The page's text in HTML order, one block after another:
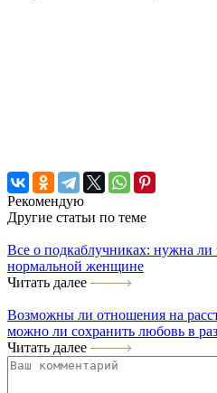
Рекомендую
Другие статьи по теме
Все о подкаблучниках: нужна ли
нормальной женщине
Читать далее
Возможны ли отношения на
можно ли сохранить любовь в
Читать далее